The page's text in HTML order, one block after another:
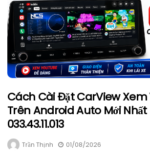
Cách Cài Đặt CarView Xem
Trên Android Auto Mới Nhất
033.43.11.013
Trần Thịnh 01/08/2026